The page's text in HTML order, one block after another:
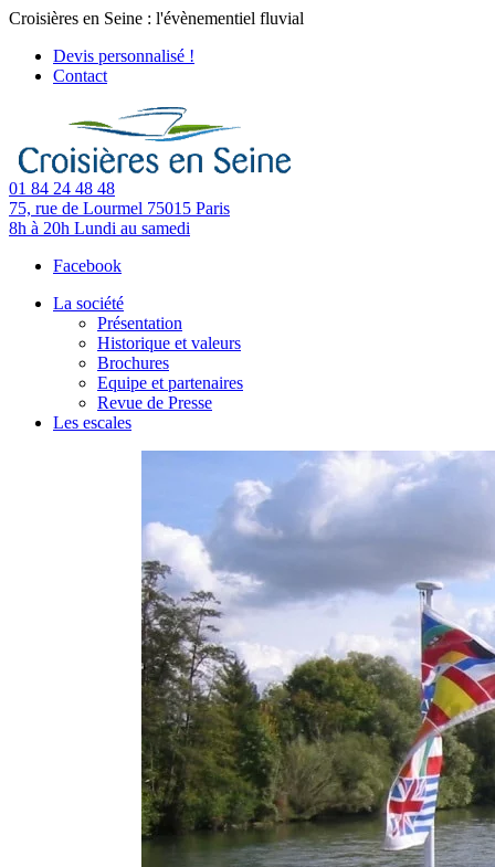
Croisières en Seine : l'évènementiel fluvial
Devis personnalisé !
Contact
01 84 24 48 48
75, rue de Lourmel 75015 Paris
8h à 20h Lundi au samedi
Facebook
La société
Présentation
Historique et valeurs
Brochures
Equipe et partenaires
Revue de Presse
Les escales